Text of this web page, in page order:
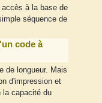
à la base de
séquence de
code à
de longueur. Mais
d'impression et
la capacité du